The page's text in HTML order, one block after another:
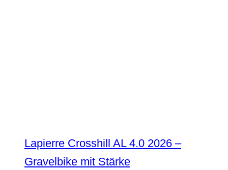
Lapierre Crosshill AL 4.0 2026 –
Gravelbike mit Stärke